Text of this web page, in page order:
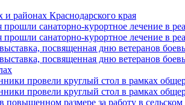
районах Краснодарского края
санаторно-курортное лечение в
санаторно-курортное лечение в
посвященная дню ветеранов
посвященная дню ветеранов
провели круглый стол в рамках
провели круглый стол в рамках
размере за работу в сельском